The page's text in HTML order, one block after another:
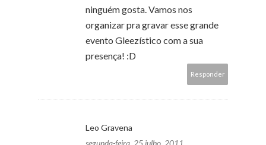
ninguém gosta. Vamos nos
organizar pra gravar esse grande
evento Gleezístico com a sua
presença! :D
Responder
Leo Gravena
segunda-feira, 25 julho, 2011